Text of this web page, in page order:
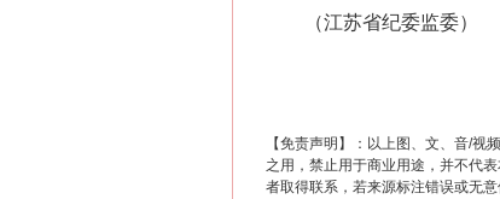
（江苏省纪委监委）
【免责声明】：以上图、文、音/
之用，禁止用于商业用途，并不代
者取得联系，若来源标注错误或无